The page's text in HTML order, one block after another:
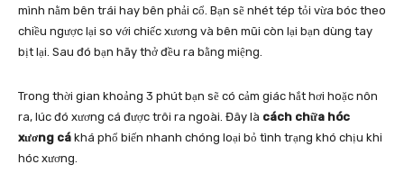
mình nằm bên trái hay bên phải cổ. Bạn sẽ nhét tép tỏi vừa bóc theo
chiều ngược lại so với chiếc xương và bên mũi còn lại bạn dùng tay
bịt lại. Sau đó bạn hãy thở đều ra bằng miệng.
Trong thời gian khoảng 3 phút bạn sẽ có cảm giác hắt hơi hoặc nôn
ra, lúc đó xương cá được trôi ra ngoài. Đây là cách chữa hóc
xương cá khá phổ biến nhanh chóng loại bỏ tình trạng khó chịu khi
hóc xương.